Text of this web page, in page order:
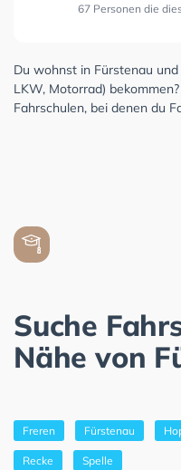
67 Personen die
Du wohnst in Fürstenau
LKW, Motorrad)
Fahrschulen, bei denen du
Suche
Nähe von
Freren Fürstenau
Recke Spelle